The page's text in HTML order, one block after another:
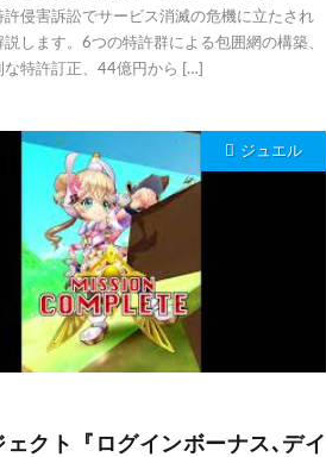
許侵害訴訟でサービス消滅の危機に立たされ
します。6つの特許群による包囲網の構築、
特許訂正、44億円から […]
ジュエル
ェクト『ログインボーナス､デイ